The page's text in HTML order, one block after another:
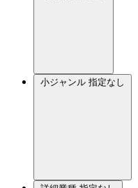
小ジャンル 指定なし